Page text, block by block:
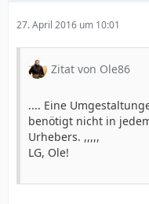
27. April 2016 um 10:01
Zitat von Ole86
.... Eine
benötigt nicht in
Urhebers. ,,,,,
LG, Ole!